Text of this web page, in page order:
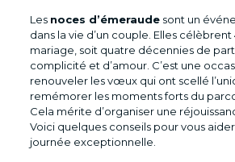
Les noces d’émeraudesont un
dans la vie d’un couple. Elles célèbrent
mariage, soit quatre décennies de
complicité et d’amour. C’est une
renouveler les vœux qui ont scellé
remémorer les moments forts du
Cela mérite d’organiser une
Voici quelques conseils pour vous
journée exceptionnelle.